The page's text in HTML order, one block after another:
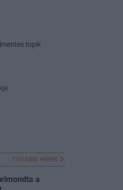
topik
TOVÁBBI HÍREK
a